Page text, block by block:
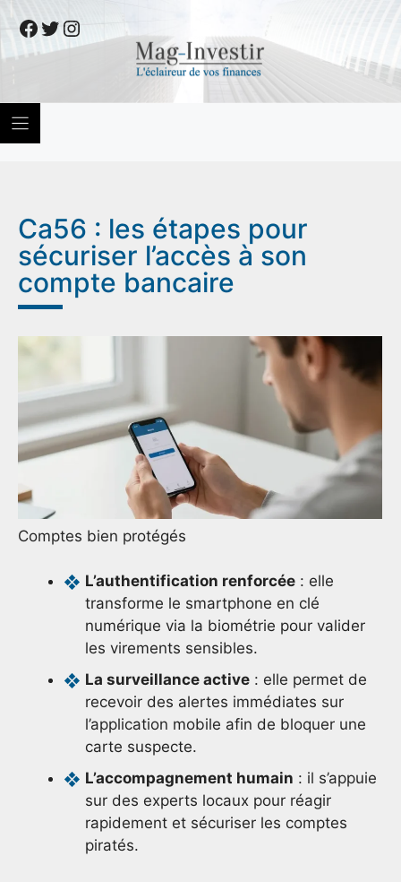
to
content
Facebook
Twitter
Instagram
Ca56 : les étapes pour
sécuriser l’accès à son
compte bancaire
Comptes bien protégés
L’authentification renforcée : elle
transforme le smartphone en clé
numérique via la biométrie pour valider
les virements sensibles.
La surveillance active : elle permet de
recevoir des alertes immédiates sur
l’application mobile afin de bloquer une
carte suspecte.
L’accompagnement humain : il s’appuie
sur des experts locaux pour réagir
rapidement et sécuriser les comptes
piratés.